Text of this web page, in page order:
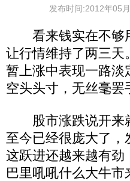
发布时间:2012年05
看来钱实在不够用
让行情维持了两三天
暂上涨中表现一路淡
空头头寸，无丝毫
股市涨跌说开来就
至今已经很庞大了，
这跃进还越来越有劲
巴里吼吼什么大牛